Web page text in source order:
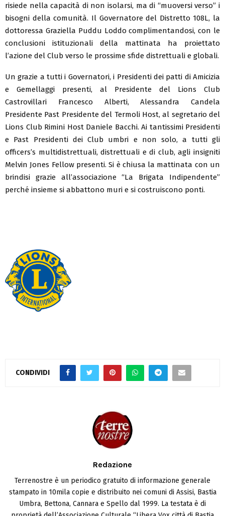
risiede nella capacità di non isolarsi, ma di “muoversi verso” i
bisogni della comunità. Il Governatore del Distretto 108L, la
dottoressa Graziella Puddu Loddo complimentandosi, con le
conclusioni istituzionali della mattinata ha proiettato
l’azione del Club verso le prossime sfide distrettuali e globali.
Un grazie a tutti i Governatori, i Presidenti dei patti di Amicizia
e Gemellaggi presenti, al Presidente del Lions Club
Castrovillari Francesco Alberti, Alessandra Candela
Presidente Past Presidente del Termoli Host, al segretario del
Lions Club Rimini Host Daniele Bacchi. Ai tantissimi Presidenti
e Past Presidenti dei Club umbri e non solo, a tutti gli
officers’s multidistrettuali, distrettuali e di club, agli insigniti
Melvin Jones Fellow presenti. Si è chiusa la mattinata con un
brindisi grazie all’associazione “La Brigata Indipendente”
perché insieme si abbattono muri e si costruiscono ponti.
CONDIVIDI
Redazione
Terrenostre è un periodico gratuito di informazione generale
stampato in 10mila copie e distribuito nei comuni di Assisi, Bastia
Umbra, Bettona, Cannara e Spello dal 1999. La testata è di